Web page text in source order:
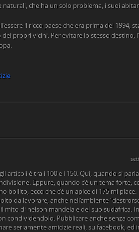
naturali, che ha un solo problema, i suoi
il ricco paese che era prima del 1994,
propri vicini. Per evitare lo stesso destino,
articoli è tra i 100 e i 150. Qui, quando si
Eppure, quando c’è un tema forte,
bollito, ecco che c’è un apice di 175 mi piace.
da lavorare, anche nell’ambiente
mito di nelson mandela e del suo sudafrica.
condividendolo. Pubblicare anche senza
seriamente amicizie reali, su facebook, ed